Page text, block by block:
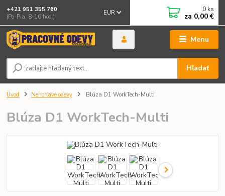
Menu
EUR
Hľadať
+421 951 355 760
(Po-Pia, 8-16 hod.)
0 ks
za 0,00 €
Úvod Nehorľavé odevy Blúza D1 WorkTech-Multi
Blúza D1 WorkTech-Multi